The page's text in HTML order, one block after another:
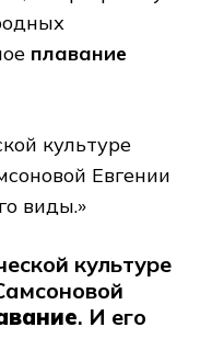
плавание
культуре
Евгении
виды.»
культуре
. И его